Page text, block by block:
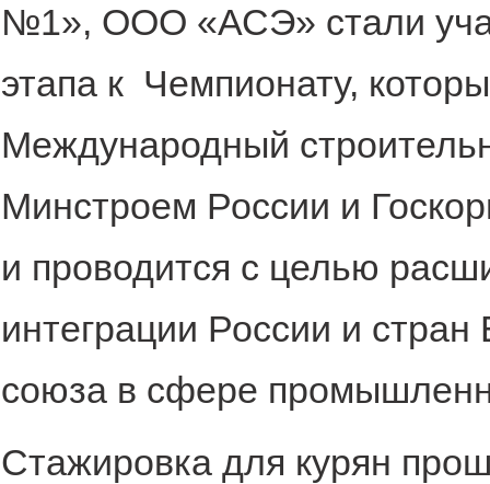
№1», ООО «АСЭ» стали
этапа к Чемпионату,
Международный
Минстроем России и
и проводится с целью
интеграции России и стран
союза в сфере
Стажировка для курян